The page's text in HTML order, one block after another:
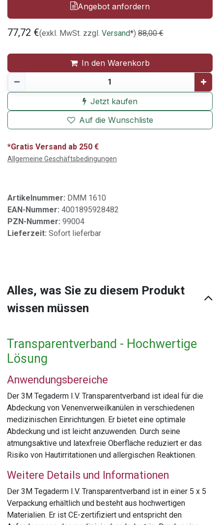
Angebot anfordern
77,72 €(exkl. MwSt. zzgl. Versand*) 88,00€
In den Warenkorb
Jetzt kaufen
Auf die Wunschliste
*Gratis Versand ab 250 €
Allgemeine Geschäftsbedingungen
Artikelnummer: DMM 1610
EAN-Nummer: 4001895928482
PZN-Nummer: 99004
Lieferzeit: Sofort lieferbar
Alles, was Sie zu diesem Produkt
wissen müssen
Transparentverband - Hochwertige
Lösung
Anwendungsbereiche
Der 3M Tegaderm I.V. Transparentverband ist ideal für die
Abdeckung von Venenverweilkanülen in verschiedenen
medizinischen Einrichtungen. Er bietet eine optimale
Abdeckung und ist leicht anzuwenden. Durch seine
atmungsaktive und latexfreie Oberfläche reduziert er das
Risiko von Hautirritationen und allergischen Reaktionen.
Weitere Details und Informationen
Der 3M Tegaderm I.V. Transparentverband ist in einer 5 x 5
Verpackung erhältlich und besteht aus hochwertigen
Materialien. Er ist CE-zertifiziert und entspricht den